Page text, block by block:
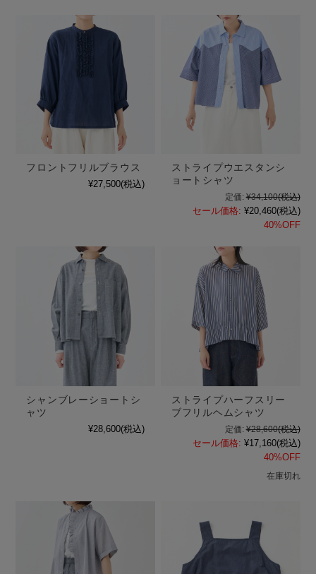
フロントフリルブラウス
¥27,500(税込)
ストライプウエスタンシ
ョートシャツ
定価: ¥34,100(税込)
セール価格: ¥20,460(税込)
40%OFF
シャンブレーショートシ
ャツ
¥28,600(税込)
ストライプハーフスリー
ブフリルヘムシャツ
定価: ¥28,600(税込)
セール価格: ¥17,160(税込)
40%OFF
在庫切れ